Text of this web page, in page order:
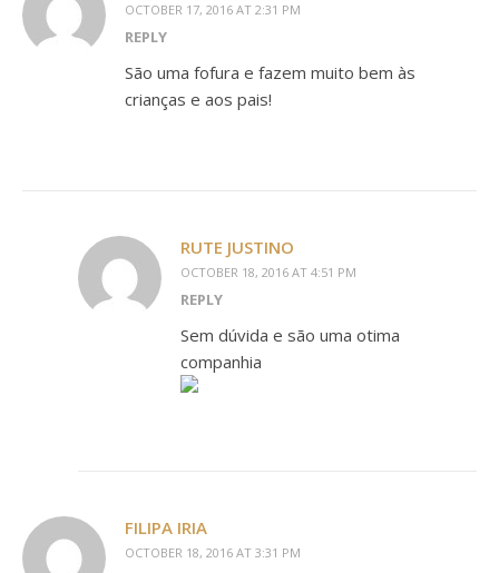
OCTOBER 17, 2016 AT 2:31 PM
REPLY
São uma fofura e fazem muito bem às
crianças e aos pais!
RUTE JUSTINO
OCTOBER 18, 2016 AT 4:51 PM
REPLY
Sem dúvida e são uma otima
companhia
FILIPA IRIA
OCTOBER 18, 2016 AT 3:31 PM